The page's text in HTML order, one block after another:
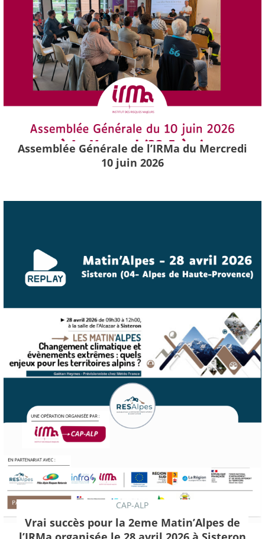
Assemblée Générale de l’IRMa du Mercredi
10 juin 2026
CAP-ALP
Vrai succès pour la 2eme Matin’Alpes de